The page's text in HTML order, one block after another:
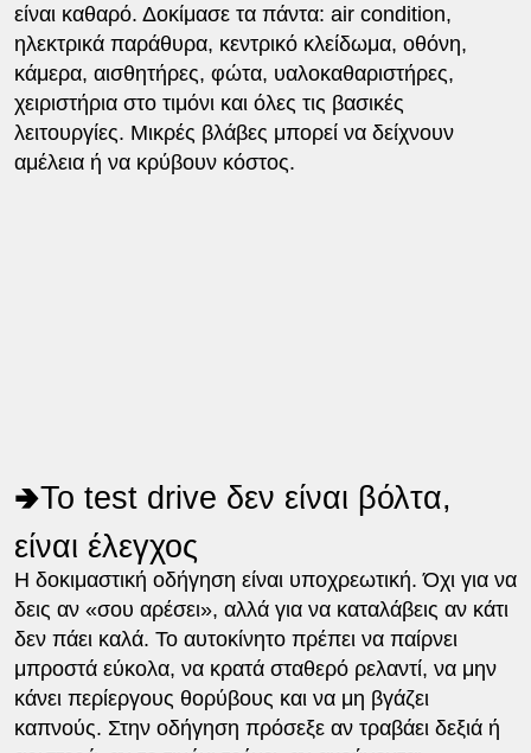
είναι καθαρό. Δοκίμασε τα πάντα: air condition,
ηλεκτρικά παράθυρα, κεντρικό κλείδωμα, οθόνη,
κάμερα, αισθητήρες, φώτα, υαλοκαθαριστήρες,
χειριστήρια στο τιμόνι και όλες τις βασικές
λειτουργίες. Μικρές βλάβες μπορεί να δείχνουν
αμέλεια ή να κρύβουν κόστος.
🢂Το test drive δεν είναι βόλτα,
είναι έλεγχος
Η δοκιμαστική οδήγηση είναι υποχρεωτική. Όχι για να
δεις αν «σου αρέσει», αλλά για να καταλάβεις αν κάτι
δεν πάει καλά. Το αυτοκίνητο πρέπει να παίρνει
μπροστά εύκολα, να κρατά σταθερό ρελαντί, να μην
κάνει περίεργους θορύβους και να μη βγάζει
καπνούς. Στην οδήγηση πρόσεξε αν τραβάει δεξιά ή